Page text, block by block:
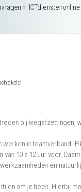
» ICTdienstenonline
bij wegafzettingen,
in teamverband.
10 a 12 uur voor.
en
om je heen. Hierbij